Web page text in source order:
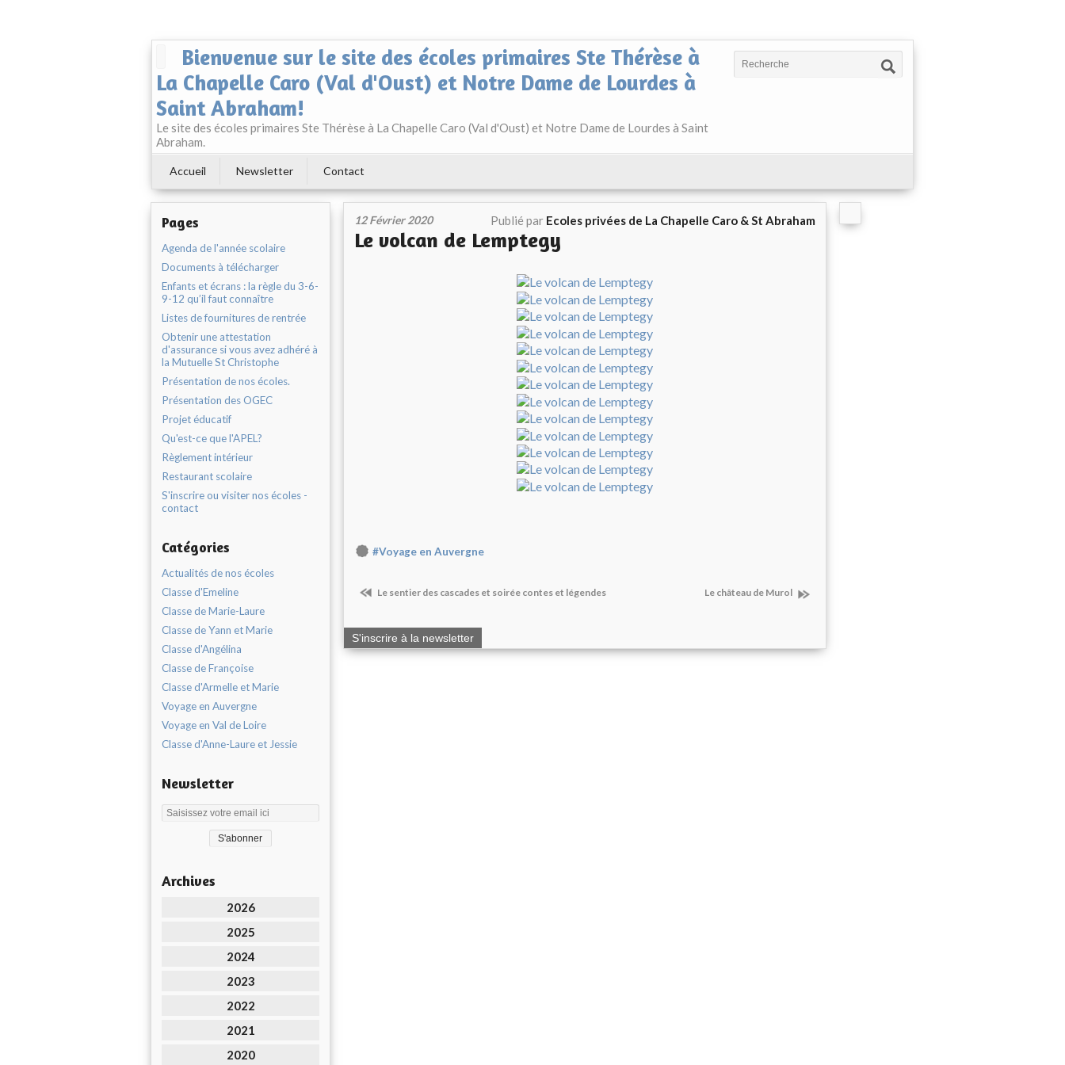
Bienvenue sur le site des écoles primaires Ste Thérèse à
La Chapelle Caro (Val d'Oust) et Notre Dame de Lourdes à
Saint Abraham!
Le site des écoles primaires Ste Thérèse à La Chapelle Caro (Val d'Oust) et Notre Dame de Lourdes à Saint
Abraham.
Accueil Newsletter Contact
Pages
Agenda de l'année scolaire
Documents à télécharger
Enfants et écrans : la règle du 3-6-
9-12 qu’il faut connaître
Listes de fournitures de rentrée
Obtenir une attestation
d'assurance si vous avez adhéré à
la Mutuelle St Christophe
Présentation de nos écoles.
Présentation des OGEC
Projet éducatif
Qu'est-ce que l'APEL?
Règlement intérieur
Restaurant scolaire
S'inscrire ou visiter nos écoles -
contact
Catégories
Actualités de nos écoles
Classe d'Emeline
Classe de Marie-Laure
Classe de Yann et Marie
Classe d'Angélina
Classe de Françoise
Classe d'Armelle et Marie
Voyage en Auvergne
Voyage en Val de Loire
Classe d'Anne-Laure et Jessie
Newsletter
Archives
2026
2025
2024
2023
2022
2021
2020
12 Février 2020 Publié par Ecoles privées de La Chapelle Caro & St Abraham
Le volcan de Lemptegy
#Voyage en Auvergne
Le sentier des cascades et soirée contes et légendes Le château de Murol
S'inscrire à la newsletter